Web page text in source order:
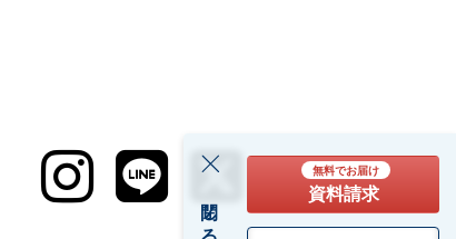
閉じる
無料でお届け
資料請求